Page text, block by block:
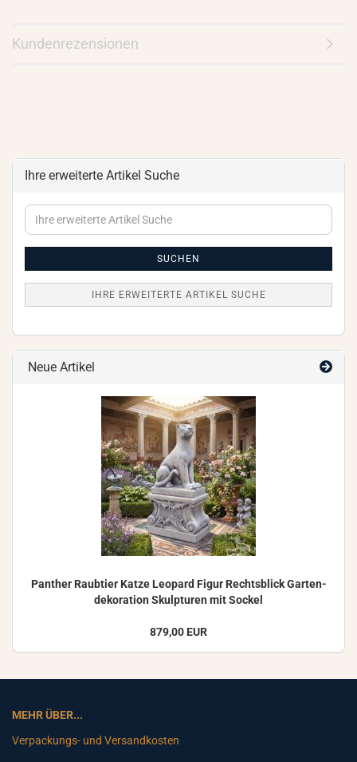
Kundenrezensionen
Ihre erweiterte Artikel Suche
Ihre
erweiterte
SUCHEN
IHRE ERWEITERTE ARTIKEL SUCHE
Neue Artikel
Pan­ther Raub­tier Katze Leo­pard Figur Rechts­blick Gar­ten­
de­ko­ra­ti­on Skulp­tu­ren mit So­ckel
879,00 EUR
MEHR ÜBER...
Verpackungs- und Versandkosten